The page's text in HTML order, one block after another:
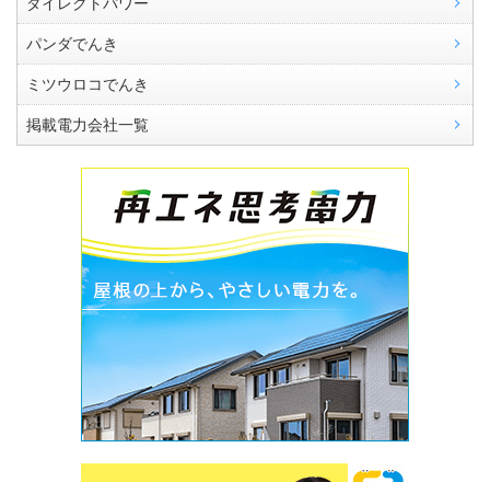
パンダでんき
ミツウロコでんき
掲載電力会社一覧